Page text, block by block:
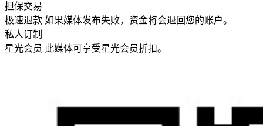
担保交易
极速退款 如果媒体发布失败，资金将会退回您的账户。
私人订制
星光会员 此媒体可享受星光会员折扣。